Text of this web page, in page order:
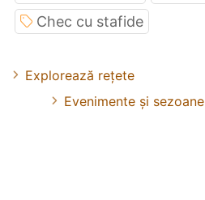
Chec cu stafide
Explorează rețete
Evenimente și sezoane